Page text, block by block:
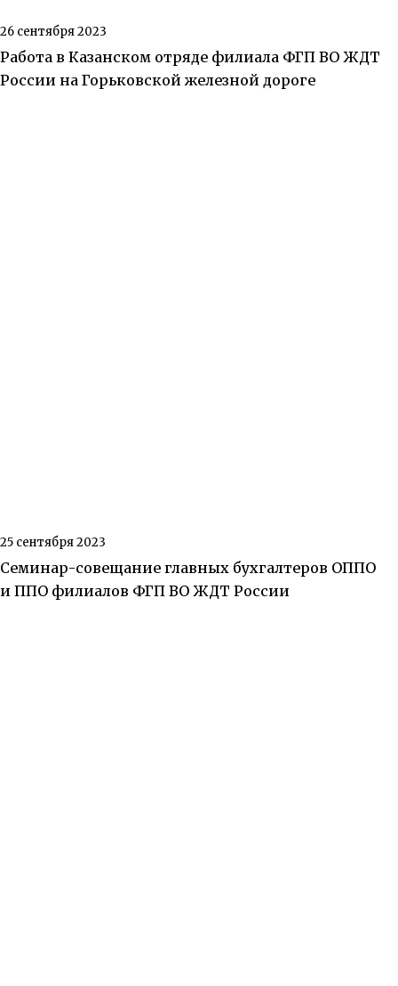
26 сентября 2023
Работа в Казанском отряде филиала ФГП ВО ЖДТ
России на Горьковской железной дороге
25 сентября 2023
Семинар-совещание главных бухгалтеров ОППО
и ППО филиалов ФГП ВО ЖДТ России